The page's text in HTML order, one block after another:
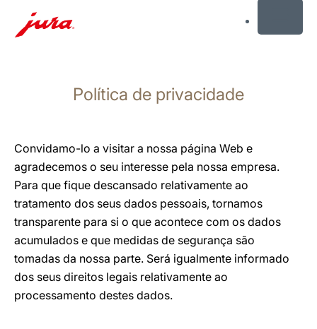
pesquisa
Política de privacidade
Convidamo-lo a visitar a nossa página Web e
agradecemos o seu interesse pela nossa empresa.
Para que fique descansado relativamente ao
tratamento dos seus dados pessoais, tornamos
transparente para si o que acontece com os dados
acumulados e que medidas de segurança são
tomadas da nossa parte. Será igualmente informado
dos seus direitos legais relativamente ao
processamento destes dados.